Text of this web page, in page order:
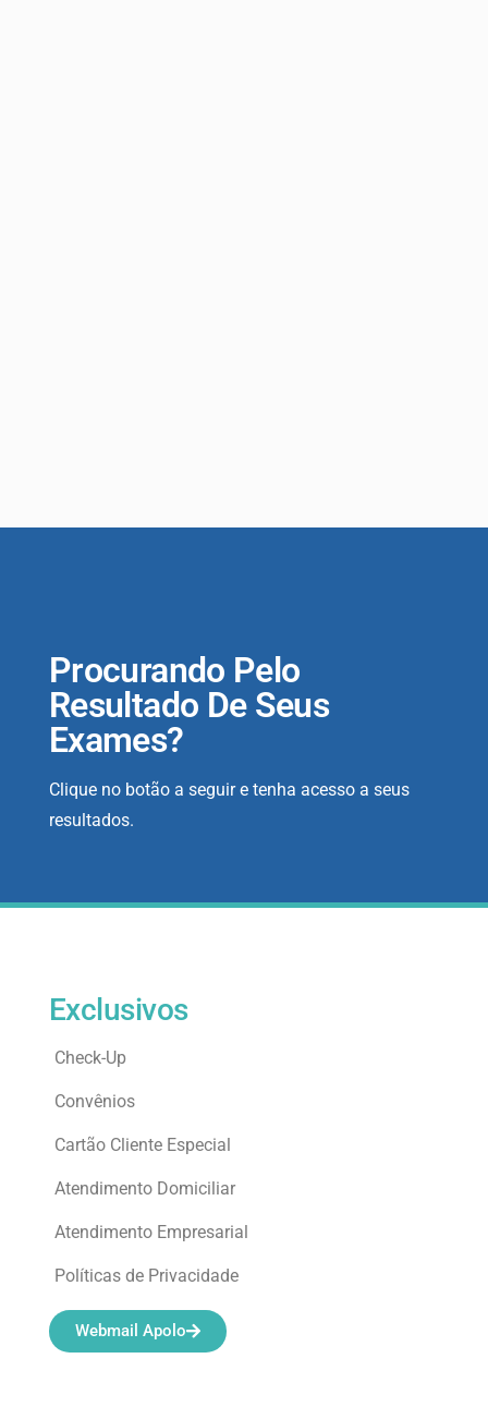
Procurando Pelo
Resultado De Seus
Exames?
Clique no botão a seguir e tenha acesso a seus
resultados.
Exclusivos
Check-Up
Convênios
Cartão Cliente Especial
Atendimento Domiciliar
Atendimento Empresarial
Políticas de Privacidade
Webmail Apolo